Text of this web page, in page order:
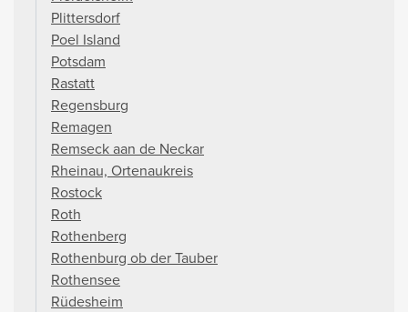
Plittersdorf
Poel Island
Potsdam
Rastatt
Regensburg
Remagen
Remseck aan de Neckar
Rheinau, Ortenaukreis
Rostock
Roth
Rothenberg
Rothenburg ob der Tauber
Rothensee
Rüdesheim